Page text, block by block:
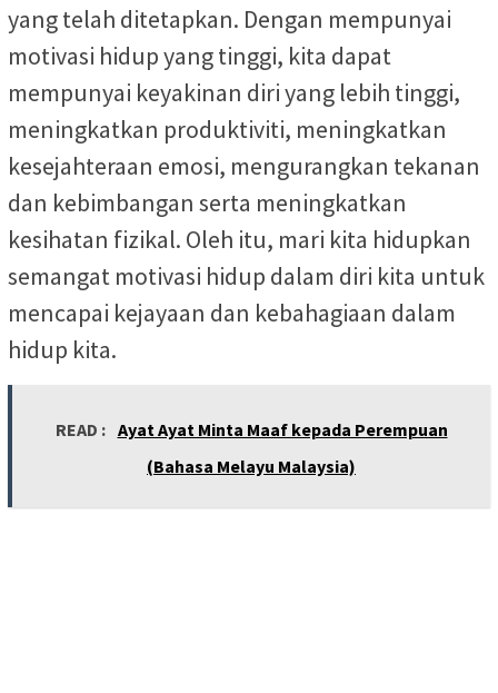
yang telah ditetapkan. Dengan mempunyai
motivasi hidup yang tinggi, kita dapat
mempunyai keyakinan diri yang lebih tinggi,
meningkatkan produktiviti, meningkatkan
kesejahteraan emosi, mengurangkan tekanan
dan kebimbangan serta meningkatkan
kesihatan fizikal. Oleh itu, mari kita hidupkan
semangat motivasi hidup dalam diri kita untuk
mencapai kejayaan dan kebahagiaan dalam
hidup kita.
READ : Ayat Ayat Minta Maaf kepada Perempuan
(Bahasa Melayu Malaysia)